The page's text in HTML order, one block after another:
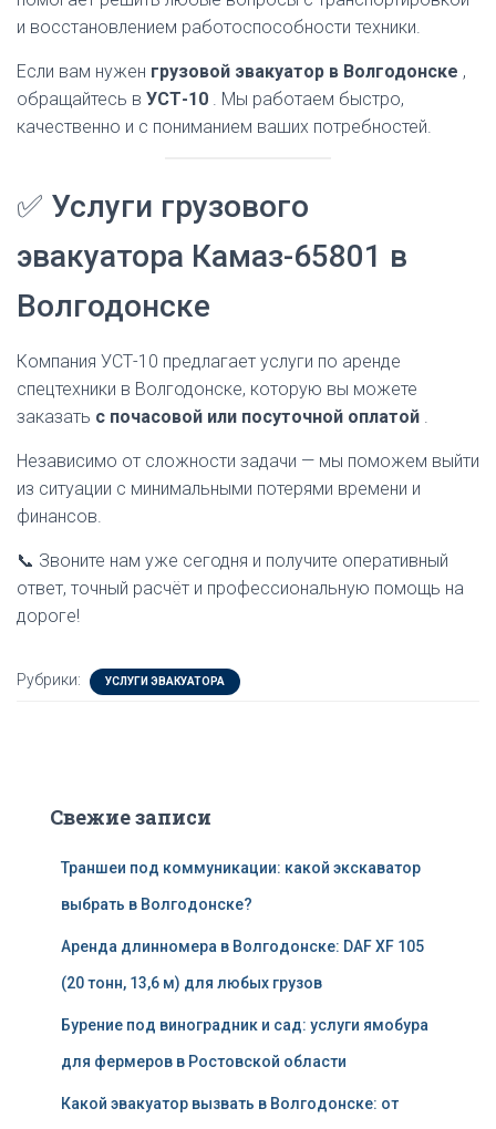
и восстановлением работоспособности техники.
Если вам нужен грузовой эвакуатор в Волгодонске ,
обращайтесь в УСТ-10
. Мы работаем быстро,
качественно и с пониманием ваших потребностей.
✅ Услуги грузового
эвакуатора Камаз-65801 в
Волгодонске
Компания УСТ-10 предлагает услуги по аренде
спецтехники в Волгодонске, которую вы можете
заказать с почасовой или посуточной оплатой
Независимо от сложности задачи — мы поможем выйти
из ситуации с минимальными потерями времени и
финансов.
📞 Звоните нам уже сегодня и получите оперативный
ответ, точный расчёт и профессиональную помощь на
дороге!
Рубрики: УСЛУГИ ЭВАКУАТОРА
Свежие записи
Траншеи под коммуникации: какой экскаватор
выбрать в Волгодонске?
Аренда длинномера в Волгодонске: DAF XF 105
(20 тонн, 13,6 м) для любых грузов
Бурение под виноградник и сад: услуги ямобура
для фермеров в Ростовской области
Какой эвакуатор вызвать в Волгодонске: от